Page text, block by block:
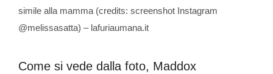
simile alla mamma (credits: screenshot Instagram
@melissasatta) – lafuriaumana.it
Come si vede dalla foto, Maddox